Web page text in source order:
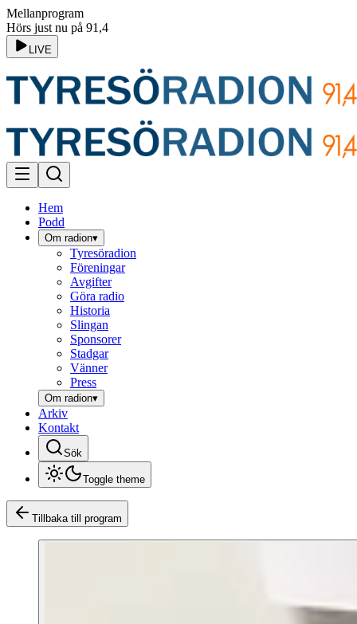
Mellanprogram
Hörs just nu på 91,4
LIVE
Hem
Podd
Om radion▾
Tyresöradion
Föreningar
Avgifter
Göra radio
Historia
Slingan
Sponsorer
Stadgar
Vänner
Press
Om radion▾
Arkiv
Kontakt
Sök
Toggle theme
Tillbaka till program